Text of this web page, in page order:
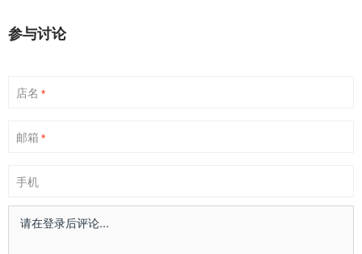
参与讨论
店名 *
邮箱 *
手机